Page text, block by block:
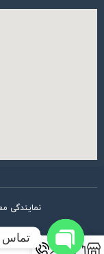
نمایندگی
تماس